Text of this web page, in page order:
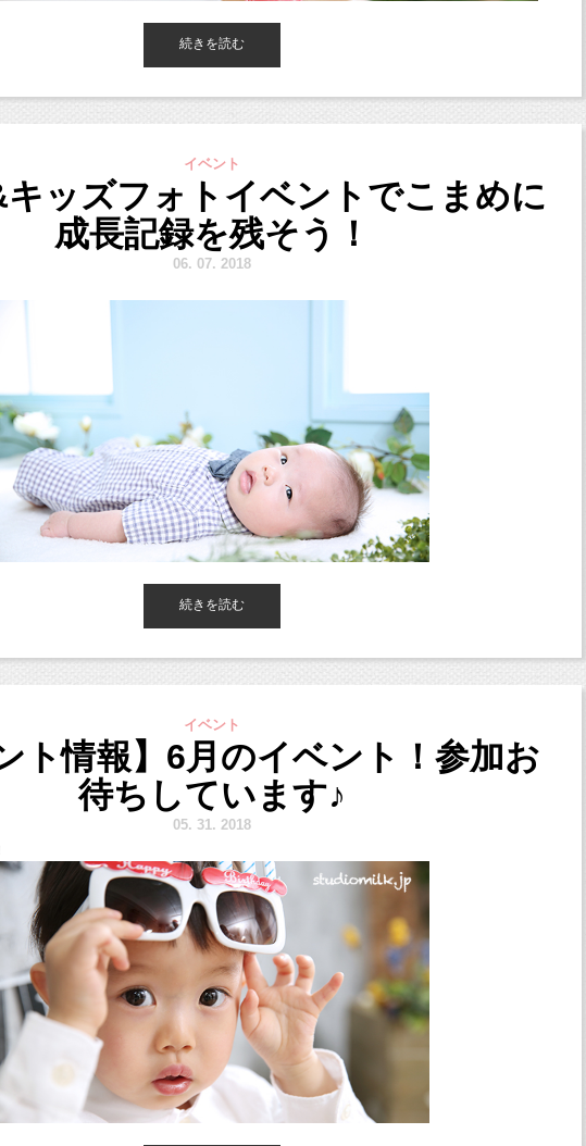
ルクは４周年を迎えました！
がとうございます！！
、
って何！？
内はこちら
news_dtl/entry/574
限らず、
に！
も大歓迎♡
！
いも全然OK！！
続きを読む
イベント
ッズフォトイベントでこまめに
成長記録を残そう！
6. 7. 2018
スタジオミルク」の小池加奈
近・ペットOKスタジオ、駐車場完備。
線沿線の荻窪、吉祥寺や三鷹、武蔵野市、西東京市、立川市、小平市、羽村市、
、千代田区、世田谷区、港区、江東区、渋谷区、品川区、練馬区、千代田区、中野区など２
奈川県、宮城県、茨城県、愛知、広島県、新潟県など他県からも多数お越しいただいてお
ン■
約■
yoyaku/webreserve/menusel?str_id=829&stf_id=0
■
studio_milk/
待ちしています！
続きを読む
イベント
ト情報】6月のイベント！参加お
待ちしています♪
5. 31. 2018